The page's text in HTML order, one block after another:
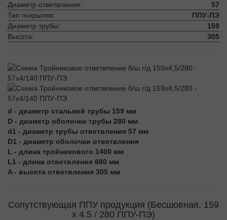
Диаметр ответвления:
57
Тип покрытия:
ППУ-ПЭ
Диаметр трубы:
159
Высота:
305
d - диаметр стальной трубы 159 мм
D - диаметр оболочки трубы 280 мм
d1 - диаметр трубы ответвления 57 мм
D1 - диаметр оболочки ответвления
L - длина тройникового 1400 мм
L1 - длина ответвления 880 мм
A - высота ответвления 305 мм
Сопутствующая ППУ продукция (Бесшовная, 159
х 4.5 / 280 ППУ-ПЭ)